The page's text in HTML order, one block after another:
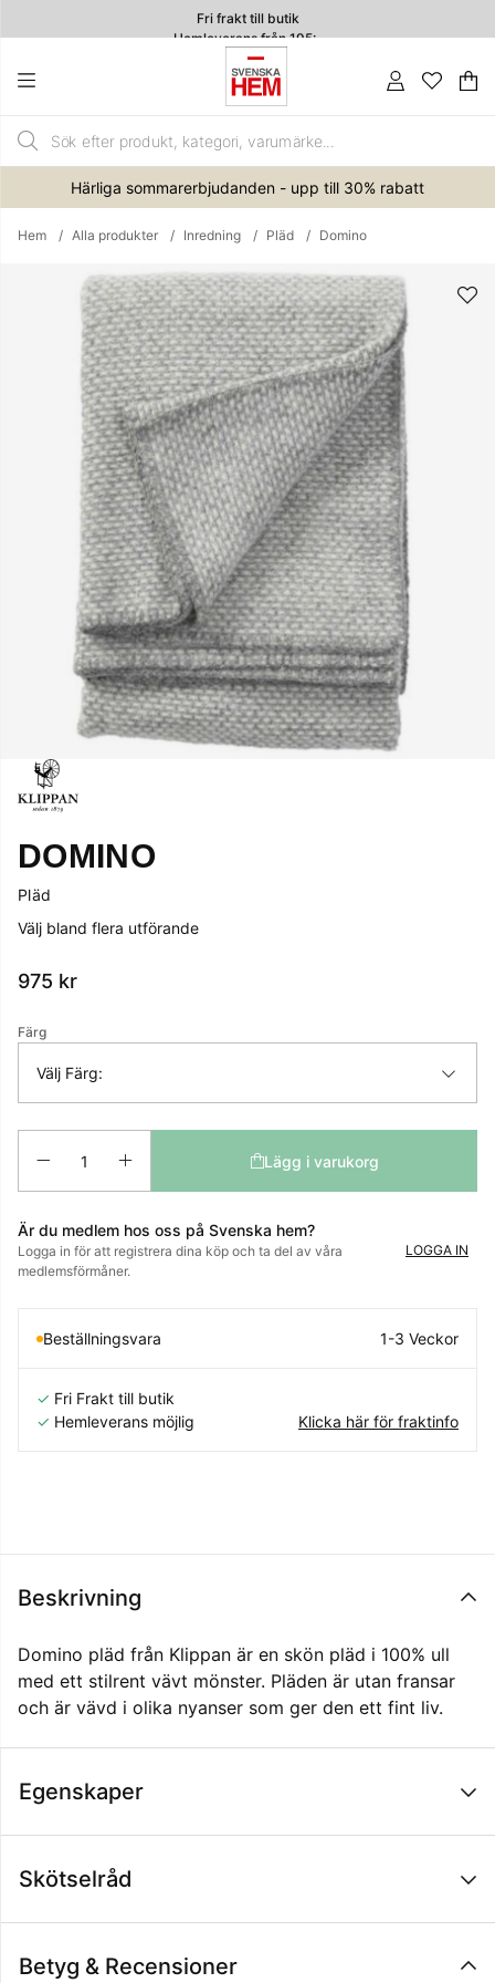
Fri frakt till butik
Hemleverans från 195:-
.
Härliga sommarerbjudanden - upp till 30% rabatt
Hem Alla produkter Inredning Pläd Domino
Produktbilder
DOMINO
Pläd
Välj bland flera utförande
975 kr
Färg
Välj Färg:
Lägg i varukorg
Är du medlem hos oss på Svenska hem?
Logga in för att registrera dina köp och ta del av våra
medlemsförmåner.
LOGGA IN
Beställningsvara 1-3 Veckor
✓ Fri Frakt till butik
✓ Hemleverans möjlig Klicka här för fraktinfo
Beskrivning
Domino pläd från Klippan är en skön pläd i 100% ull
med ett stilrent vävt mönster. Pläden är utan fransar
och är vävd i olika nyanser som ger den ett fint liv.
Egenskaper
Skötselråd
Betyg & Recensioner